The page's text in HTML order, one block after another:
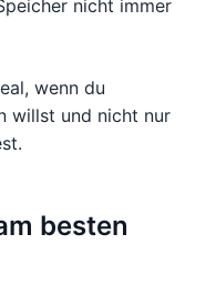
nicht immer
wenn du
willst und nicht nur
besten